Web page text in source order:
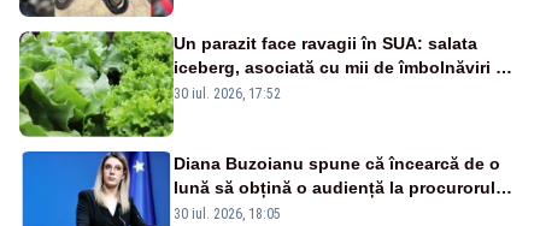
Un parazit face ravagii în SUA: salata
iceberg, asociată cu mii de îmbolnăviri și
pierderi pentru restaurante
30 iul. 2026, 17:52
Diana Buzoianu spune că încearcă de o
lună să obțină o audiență la procurorul
general, Parchetul General neagă ca a
30 iul. 2026, 18:05